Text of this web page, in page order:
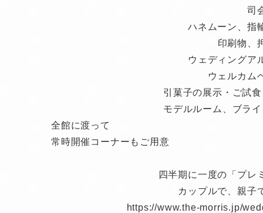
司
ハネムーン、指
印刷物、
ウェディングア
ウェルカム
引菓子の展示・ご試
モデルルーム、ブラ
全館に渡って
常時開催コーナーもご用意
四半期に一度の「プレ
カップルで、親子
https://www.the-morris.jp/